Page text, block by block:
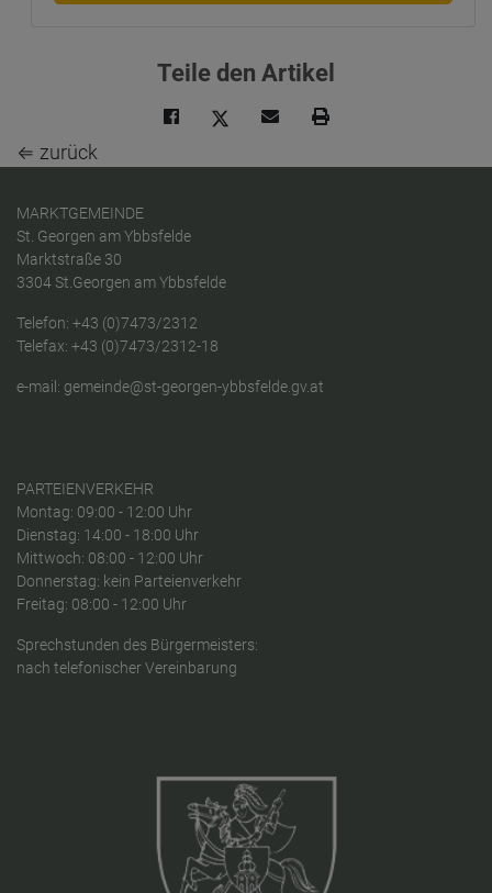
Teile den Artikel
⇐ zurück
MARKTGEMEINDE
St. Georgen am Ybbsfelde
Marktstraße 30
3304 St.Georgen am Ybbsfelde
Telefon: +43 (0)7473/2312
Telefax: +43 (0)7473/2312-18
e-mail: gemeinde@st-georgen-ybbsfelde.gv.at
PARTEIENVERKEHR
Montag: 09:00 - 12:00 Uhr
Dienstag: 14:00 - 18:00 Uhr
Mittwoch: 08:00 - 12:00 Uhr
Donnerstag: kein Parteienverkehr
Freitag: 08:00 - 12:00 Uhr
Sprechstunden des Bürgermeisters:
nach telefonischer Vereinbarung